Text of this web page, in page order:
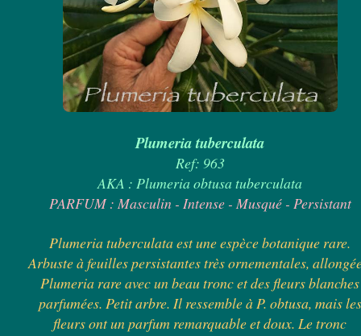
Plumeria tuberculata
Ref: 963
AKA : Plumeria obtusa tuberculata
PARFUM : Masculin - Intense - Musqué - Persistant
Plumeria tuberculata est une espèce botanique rare.
Arbuste à feuilles persistantes très ornementales,
Plumeria rare avec un beau tronc et des fleurs blanches
parfumées. Petit arbre. Il ressemble à P. obtusa, mais les
fleurs ont un parfum remarquable et doux. Le tronc